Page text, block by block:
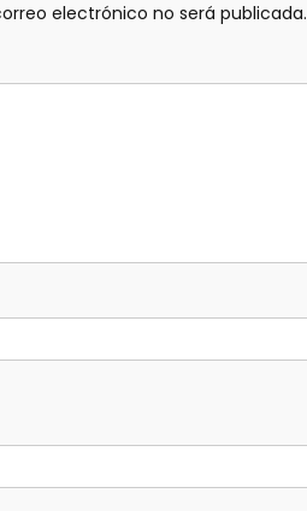
electrónico no será publicada.